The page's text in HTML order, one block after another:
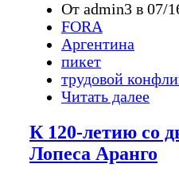
От admin3 в 07/
FORA
Аргентина
пикет
трудовой
Читать далее
К 120-летию со
Лопеса Аранго